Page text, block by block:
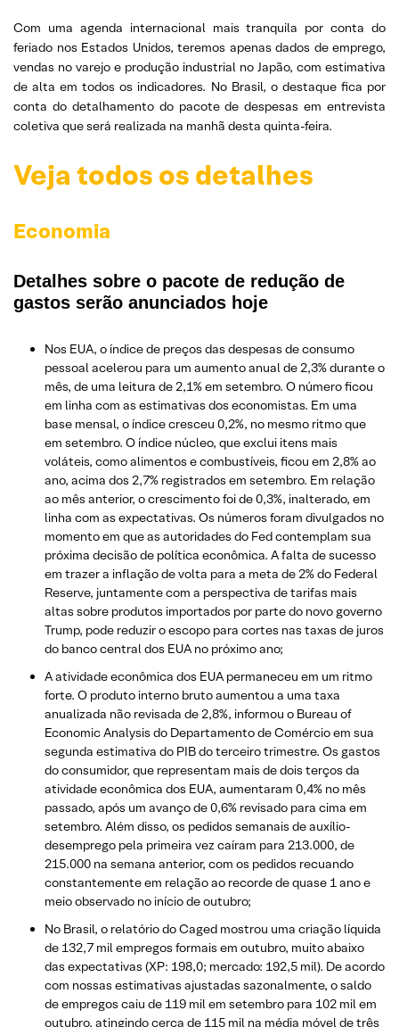
Com uma agenda internacional mais tranquila por conta do
feriado nos Estados Unidos, teremos apenas dados de emprego,
vendas no varejo e produção industrial no Japão, com estimativa
de alta em todos os indicadores. No Brasil, o destaque fica por
conta do detalhamento do pacote de despesas em entrevista
coletiva que será realizada na manhã desta quinta-feira.
Veja todos os detalhes
Economia
Detalhes sobre o pacote de redução de
gastos serão anunciados hoje
Nos EUA, o índice de preços das despesas de consumo
pessoal acelerou para um aumento anual de 2,3% durante o
mês, de uma leitura de 2,1% em setembro. O número ficou
em linha com as estimativas dos economistas. Em uma
base mensal, o índice cresceu 0,2%, no mesmo ritmo que
em setembro. O índice núcleo, que exclui itens mais
voláteis, como alimentos e combustíveis, ficou em 2,8% ao
ano, acima dos 2,7% registrados em setembro. Em relação
ao mês anterior, o crescimento foi de 0,3%, inalterado, em
linha com as expectativas. Os números foram divulgados no
momento em que as autoridades do Fed contemplam sua
próxima decisão de política econômica. A falta de sucesso
em trazer a inflação de volta para a meta de 2% do Federal
Reserve, juntamente com a perspectiva de tarifas mais
altas sobre produtos importados por parte do novo governo
Trump, pode reduzir o escopo para cortes nas taxas de juros
do banco central dos EUA no próximo ano;
A atividade econômica dos EUA permaneceu em um ritmo
forte. O produto interno bruto aumentou a uma taxa
anualizada não revisada de 2,8%, informou o Bureau of
Economic Analysis do Departamento de Comércio em sua
segunda estimativa do PIB do terceiro trimestre. Os gastos
do consumidor, que representam mais de dois terços da
atividade econômica dos EUA, aumentaram 0,4% no mês
passado, após um avanço de 0,6% revisado para cima em
setembro. Além disso, os pedidos semanais de auxílio-
desemprego pela primeira vez caíram para 213.000, de
215.000 na semana anterior, com os pedidos recuando
constantemente em relação ao recorde de quase 1 ano e
meio observado no início de outubro;
No Brasil, o relatório do Caged mostrou uma criação líquida
de 132,7 mil empregos formais em outubro, muito abaixo
das expectativas (XP: 198,0; mercado: 192,5 mil). De acordo
com nossas estimativas ajustadas sazonalmente, o saldo
de empregos caiu de 119 mil em setembro para 102 mil em
outubro, atingindo cerca de 115 mil na média móvel de três